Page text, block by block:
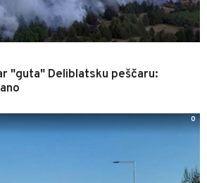
"guta" Deliblatsku peščaru:
0